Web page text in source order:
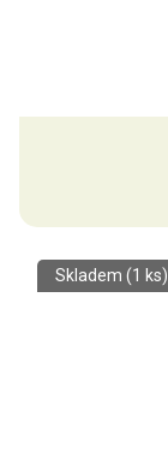
Skladem (1 ks)